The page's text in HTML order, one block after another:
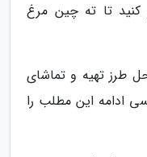
1 ساعت صبر کنید تا ته چین مرغ
طرز تهیه و تماشای
ادامه این مطلب را